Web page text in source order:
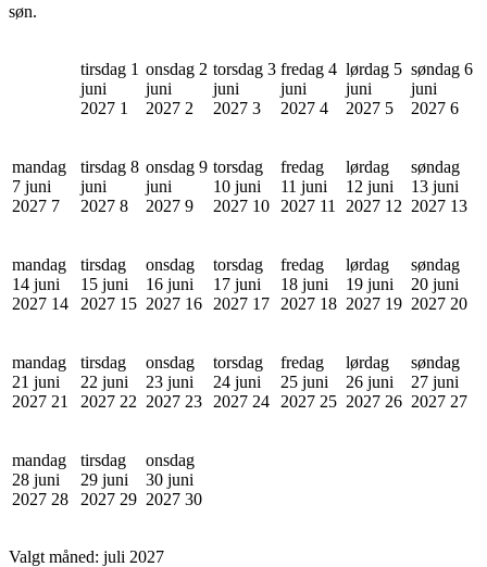
søn.
tirsdag 1
juni
2027 1
onsdag 2
juni
2027 2
torsdag 3
juni
2027 3
fredag 4
juni
2027 4
lørdag 5
juni
2027 5
søndag 6
juni
2027 6
mandag
7 juni
2027 7
tirsdag 8
juni
2027 8
onsdag 9
juni
2027 9
torsdag
10 juni
2027 10
fredag
11 juni
2027 11
lørdag
12 juni
2027 12
søndag
13 juni
2027 13
mandag
14 juni
2027 14
tirsdag
15 juni
2027 15
onsdag
16 juni
2027 16
torsdag
17 juni
2027 17
fredag
18 juni
2027 18
lørdag
19 juni
2027 19
søndag
20 juni
2027 20
mandag
21 juni
2027 21
tirsdag
22 juni
2027 22
onsdag
23 juni
2027 23
torsdag
24 juni
2027 24
fredag
25 juni
2027 25
lørdag
26 juni
2027 26
søndag
27 juni
2027 27
mandag
28 juni
2027 28
tirsdag
29 juni
2027 29
onsdag
30 juni
2027 30
Valgt måned: juli 2027